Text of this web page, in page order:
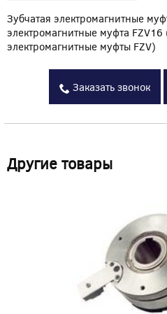
Зубчатая электромагнитные
электромагнитные муфта FZV16
электромагнитные муфты FZV)
Заказать звонок
Другие товары